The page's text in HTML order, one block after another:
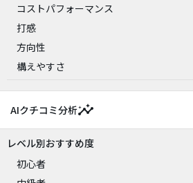
コストパフォーマンス
打感
方向性
構えやすさ
AIクチコミ分析insights
レベル別おすすめ度
初心者